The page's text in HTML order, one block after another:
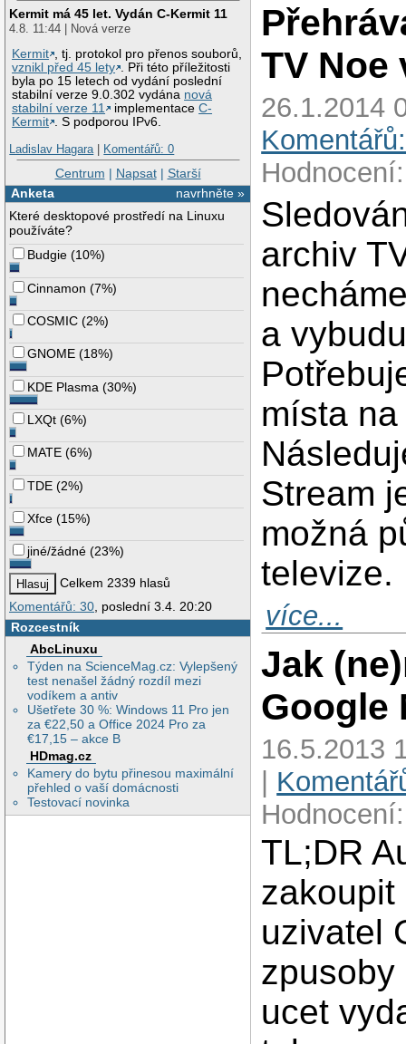
Kermit má 45 let. Vydán C-Kermit 11
4.8. 11:44 | Nová verze
Kermit , tj. protokol pro přenos souborů,
vznikl před 45 lety . Při této příležitosti
byla po 15 letech od vydání poslední
stabilní verze 9.0.302 vydána nová
stabilní verze 11
implementaceC-
Kermit . S podporou IPv6.
Ladislav Hagara| Komentářů: 0
Centrum | Napsat| Starší
navrhněte »
Anketa
Které desktopové prostředí na Linuxu
používáte?
Budgie (10%)
Cinnamon (7%)
COSMIC (2%)
GNOME (18%)
KDE Plasma (30%)
LXQt (6%)
MATE (6%)
TDE (2%)
Xfce (15%)
jiné/žádné (23%)
Celkem 2339 hlasů
Komentářů: 30 , poslední 3.4. 20:20
Rozcestník
AbcLinuxu
Týden na ScienceMag.cz: Vylepšený
test nenašel žádný rozdíl mezi
vodíkem a antiv
Ušetřete 30 %: Windows 11 Pro jen
za €22,50 a Office 2024 Pro za
€17,15 – akce B
HDmag.cz
Kamery do bytu přinesou maximální
přehled o vaší domácnosti
Testovací novinka
TV Noe
26.1.2014
archiv
a
místa
Stream
možná
televize.
více...
Jak
Google
16.5.2013
TL;DR
zakoupit
uzivatel
zpusoby
ucet